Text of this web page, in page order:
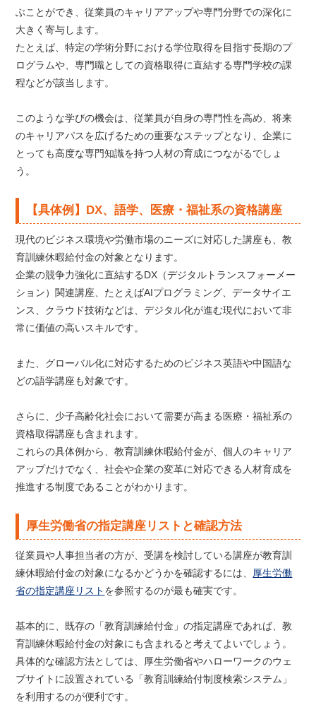
ぶことができ、従業員のキャリアアップや専門分野での深化に
大きく寄与します。
たとえば、特定の学術分野における学位取得を目指す長期のプ
ログラムや、専門職としての資格取得に直結する専門学校の課
程などが該当します。
このような学びの機会は、従業員が自身の専門性を高め、将来
のキャリアパスを広げるための重要なステップとなり、企業に
とっても高度な専門知識を持つ人材の育成につながるでしょ
う。
【具体例】DX、語学、医療・福祉系の資格講座
現代のビジネス環境や労働市場のニーズに対応した講座も、教
育訓練休暇給付金の対象となります。
企業の競争力強化に直結するDX（デジタルトランスフォーメー
ション）関連講座、たとえばAIプログラミング、データサイエ
ンス、クラウド技術などは、デジタル化が進む現代において非
常に価値の高いスキルです。
また、グローバル化に対応するためのビジネス英語や中国語な
どの語学講座も対象です。
さらに、少子高齢化社会において需要が高まる医療・福祉系の
資格取得講座も含まれます。
これらの具体例から、教育訓練休暇給付金が、個人のキャリア
アップだけでなく、社会や企業の変革に対応できる人材育成を
推進する制度であることがわかります。
厚生労働省の指定講座リストと確認方法
従業員や人事担当者の方が、受講を検討している講座が教育訓
練休暇給付金の対象になるかどうかを確認するには、 厚生労働
省の指定講座リスト を参照するのが最も確実です。
基本的に、既存の「教育訓練給付金」の指定講座であれば、教
育訓練休暇給付金の対象にも含まれると考えてよいでしょう。
具体的な確認方法としては、厚生労働省やハローワークのウェ
ブサイトに設置されている「教育訓練給付制度検索システム」
を利用するのが便利です。